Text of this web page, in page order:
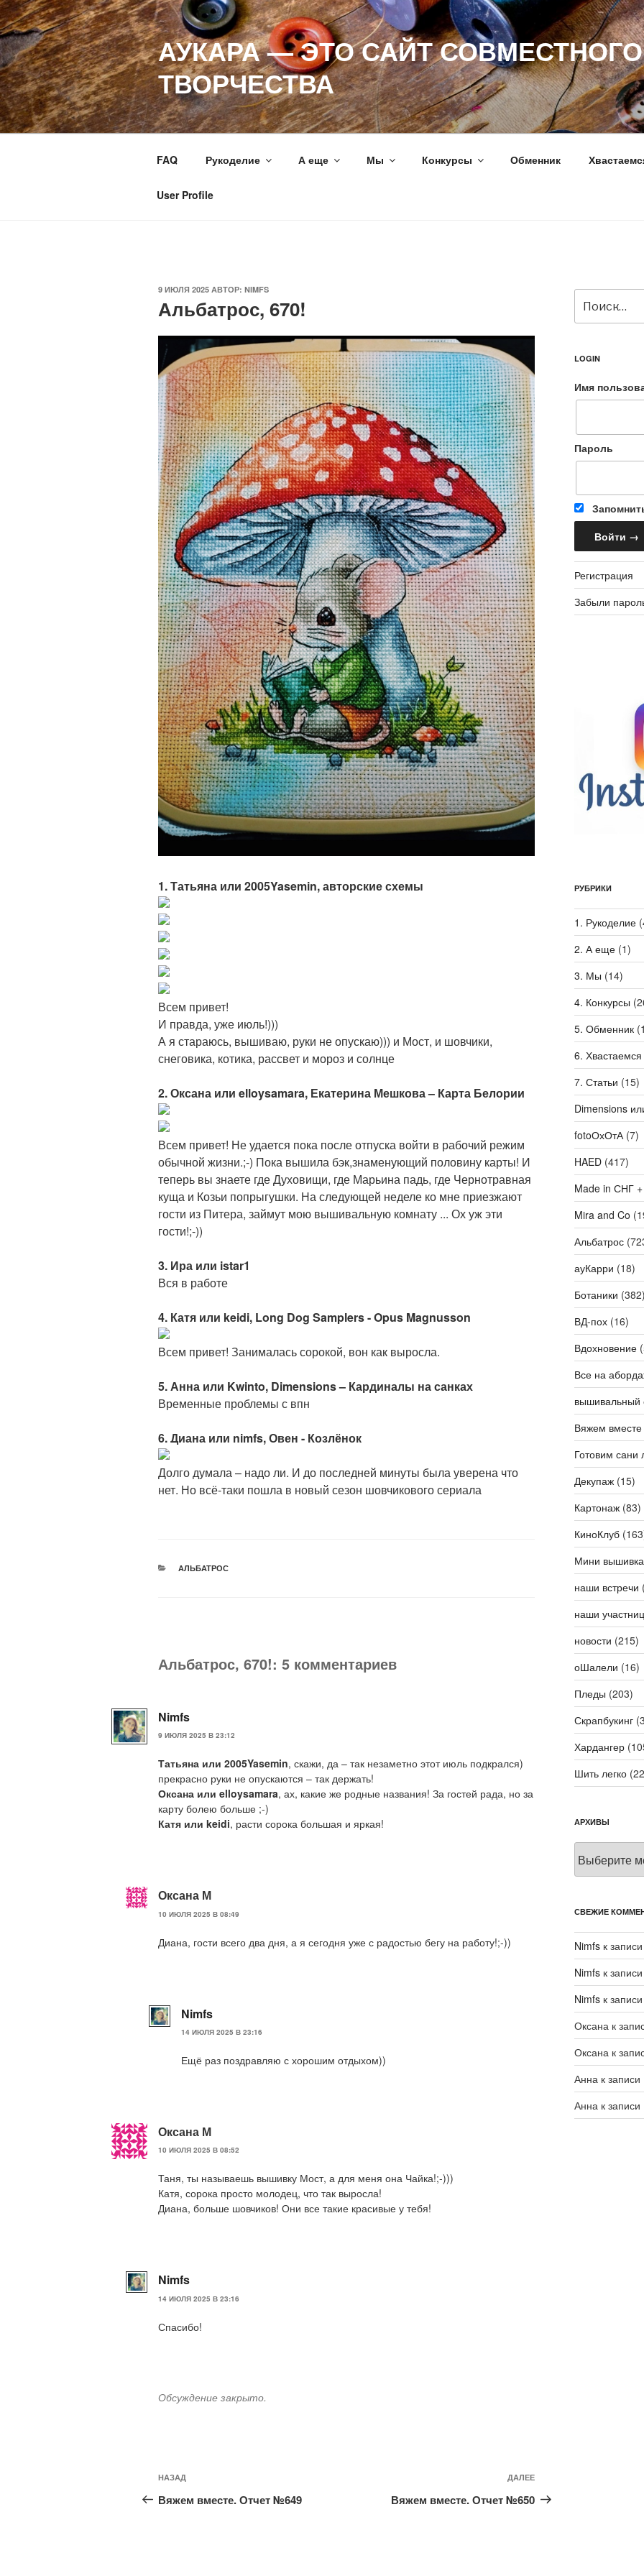
Перейти
к
содержимому
АУКАРА — ЭТО САЙТ СОВМЕСТНОГО
ТВОРЧЕСТВА
FAQ Рукоделие А еще Мы Конкурсы Обменник
User Profile
ОПУБЛИКОВАНО
9 ИЮЛЯ 2025 АВТОР: NIMFS
Альбатрос, 670!
1. Татьяна или 2005Yasemin, авторские схемы
Всем привет!
И правда, уже июль!)))
А я стараюсь, вышиваю, руки не опускаю))) и Мост, и шовчики,
снеговика, котика, рассвет и мороз и солнце
2. Оксана или elloysamara, Екатерина Мешкова – Карта Белории
Всем привет! Не удается пока после отпуска войти в рабочий режим
обычной жизни.;-) Пока вышила бэк,знаменующий половину карты! И
теперь вы знаете где Духовищи, где Марьина падь, где Чернотравная
куща и Козьи попрыгушки. На следующей неделе ко мне приезжают
гости из Питера, займут мою вышивальную комнату ... Ох уж эти
гости!;-))
3. Ира или istar1
Вся в работе
4. Катя или keidi, Long Dog Samplers - Opus Magnusson
Всем привет! Занималась сорокой, вон как выросла.
5. Анна или Kwinto, Dimensions – Кардиналы на санках
Временные проблемы с впн
6. Диана или nimfs, Овен - Козлёнок
Долго думала – надо ли. И до последней минуты была уверена что
нет. Но всё-таки пошла в новый сезон шовчикового сериала
РУБРИКИ
АЛЬБАТРОС
Альбатрос, 670!: 5 комментариев
Nimfs
9 ИЮЛЯ 2025 В 23:12
Татьяна или 2005Yasemin, скажи, да – так незаметно этот июль подкрался)
прекрасно руки не опускаются – так держать!
Оксана или elloysamara, ах, какие же родные названия! За гостей рада, но за
карту болею больше ;-)
Катя или keidi, расти сорока большая и яркая!
Оксана М
10 ИЮЛЯ 2025 В 08:49
Диана, гости всего два дня, а я сегодня уже с радостью бегу на работу!;-))
Nimfs
14 ИЮЛЯ 2025 В 23:16
Ещё раз поздравляю с хорошим отдыхом))
Оксана М
10 ИЮЛЯ 2025 В 08:52
Таня, ты называешь вышивку Мост, а для меня она Чайка!;-)))
Катя, сорока просто молодец, что так выросла!
Диана, больше шовчиков! Они все такие красивые у тебя!
Nimfs
14 ИЮЛЯ 2025 В 23:16
Спасибо!
Обсуждение закрыто.
Навигация
по
Предыдущая
запись:
НАЗАД
Вяжем вместе. Отчет №649
запись
ДАЛЕЕ
Вяжем вместе. Отчет №650
LOGIN
Имя
Пароль
Регистрация
Забыли
РУБРИКИ
1. Рукоделие
2. А еще(1)
3. Мы (14)
4. Конкурсы
5. Обменник
6. Хвастаемся
7. Статьи (15)
Dimensions
fotoОхОтА(7)
HAED(417)
Made in СНГ
Mira and Co
Альбатрос
ауКарри (18)
Ботаники
ВД-пох(16)
Вдохновение
Все на
вышивальный
Вяжем вместе
Готовим сани
Декупаж(15)
Картонаж(83)
КиноКлуб
Мини вышивка
наши встречи
наши
новости (215)
оШалели (16)
Пледы (203)
Скрапбукинг
Хардангер
Шить легко
АРХИВЫ
СВЕЖИЕ
Nimfsк
Nimfsк
Nimfsк
Оксанак
Оксанак
Аннак записи
Аннак записи